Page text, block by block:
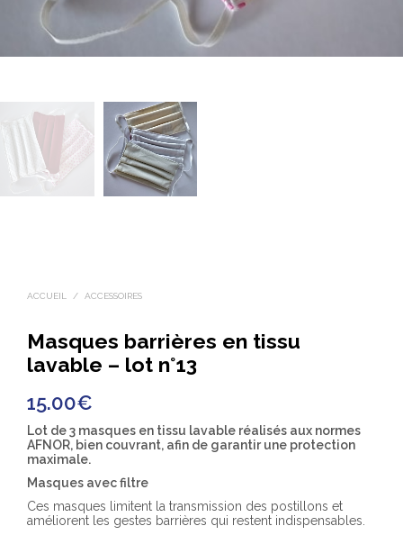
ACCUEIL / ACCESSOIRES
Masques barrières en tissu
lavable – lot n°13
15.00€
Lot de 3 masques en tissu lavable réalisés aux normes
AFNOR, bien couvrant, afin de garantir une protection
maximale.
Masques avec filtre
Ces masques limitent la transmission des postillons et
améliorent les gestes barrières qui restent indispensables.